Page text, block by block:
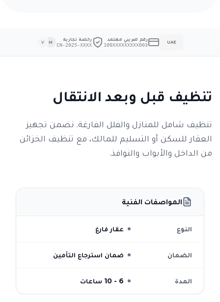
UAE رقم ضريبي معتمد
100XXXXXXXXX003
رخصة تجارية
CN-2025-XXXX
M
V
تنظيف قبل وبعد الانتقال
تنظيف شامل للمنازل والفلل الفارغة. نضمن تجهيز
العقار للسكن أو التسليم للمالك، مع تنظيف الخزائن
من الداخل والأبواب والنوافذ.
المواصفات الفنية
النوع عقار فارغ
الضمان ضمان استرجاع التأمين
المدة 6 - 10 ساعات